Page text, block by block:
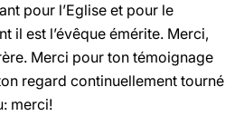
pour l’Eglise et pour le
il est l’évêque émérite. Merci,
Merci pour ton témoignage
regard continuellement tourné
merci!